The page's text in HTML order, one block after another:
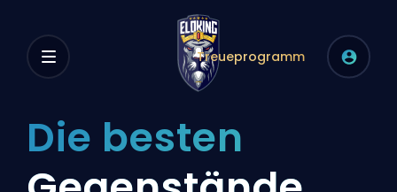
Treueprogramm
Die besten